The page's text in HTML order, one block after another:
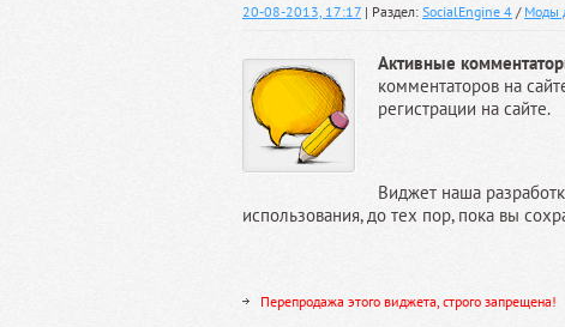
20-08-2013, 17:17 | Раздел: SocialEngine 4 / Моды
Активные
комментаторов на
регистрации на сайте.
Виджет наша
использования, до тех пор, пока вы
Перепродажа этого виджета, строго запрещена!